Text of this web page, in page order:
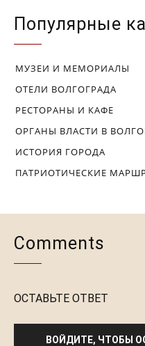
Популярные
МУЗЕИ И МЕМОРИАЛЫ
ОТЕЛИ ВОЛГОГРАДА
РЕСТОРАНЫ И КАФЕ
ОРГАНЫ ВЛАСТИ В
ИСТОРИЯ ГОРОДА
ПАТРИОТИЧЕСКИЕ
Comments
ОСТАВЬТЕ ОТВЕТ
ВОЙДИТЕ, ЧТОБЫ